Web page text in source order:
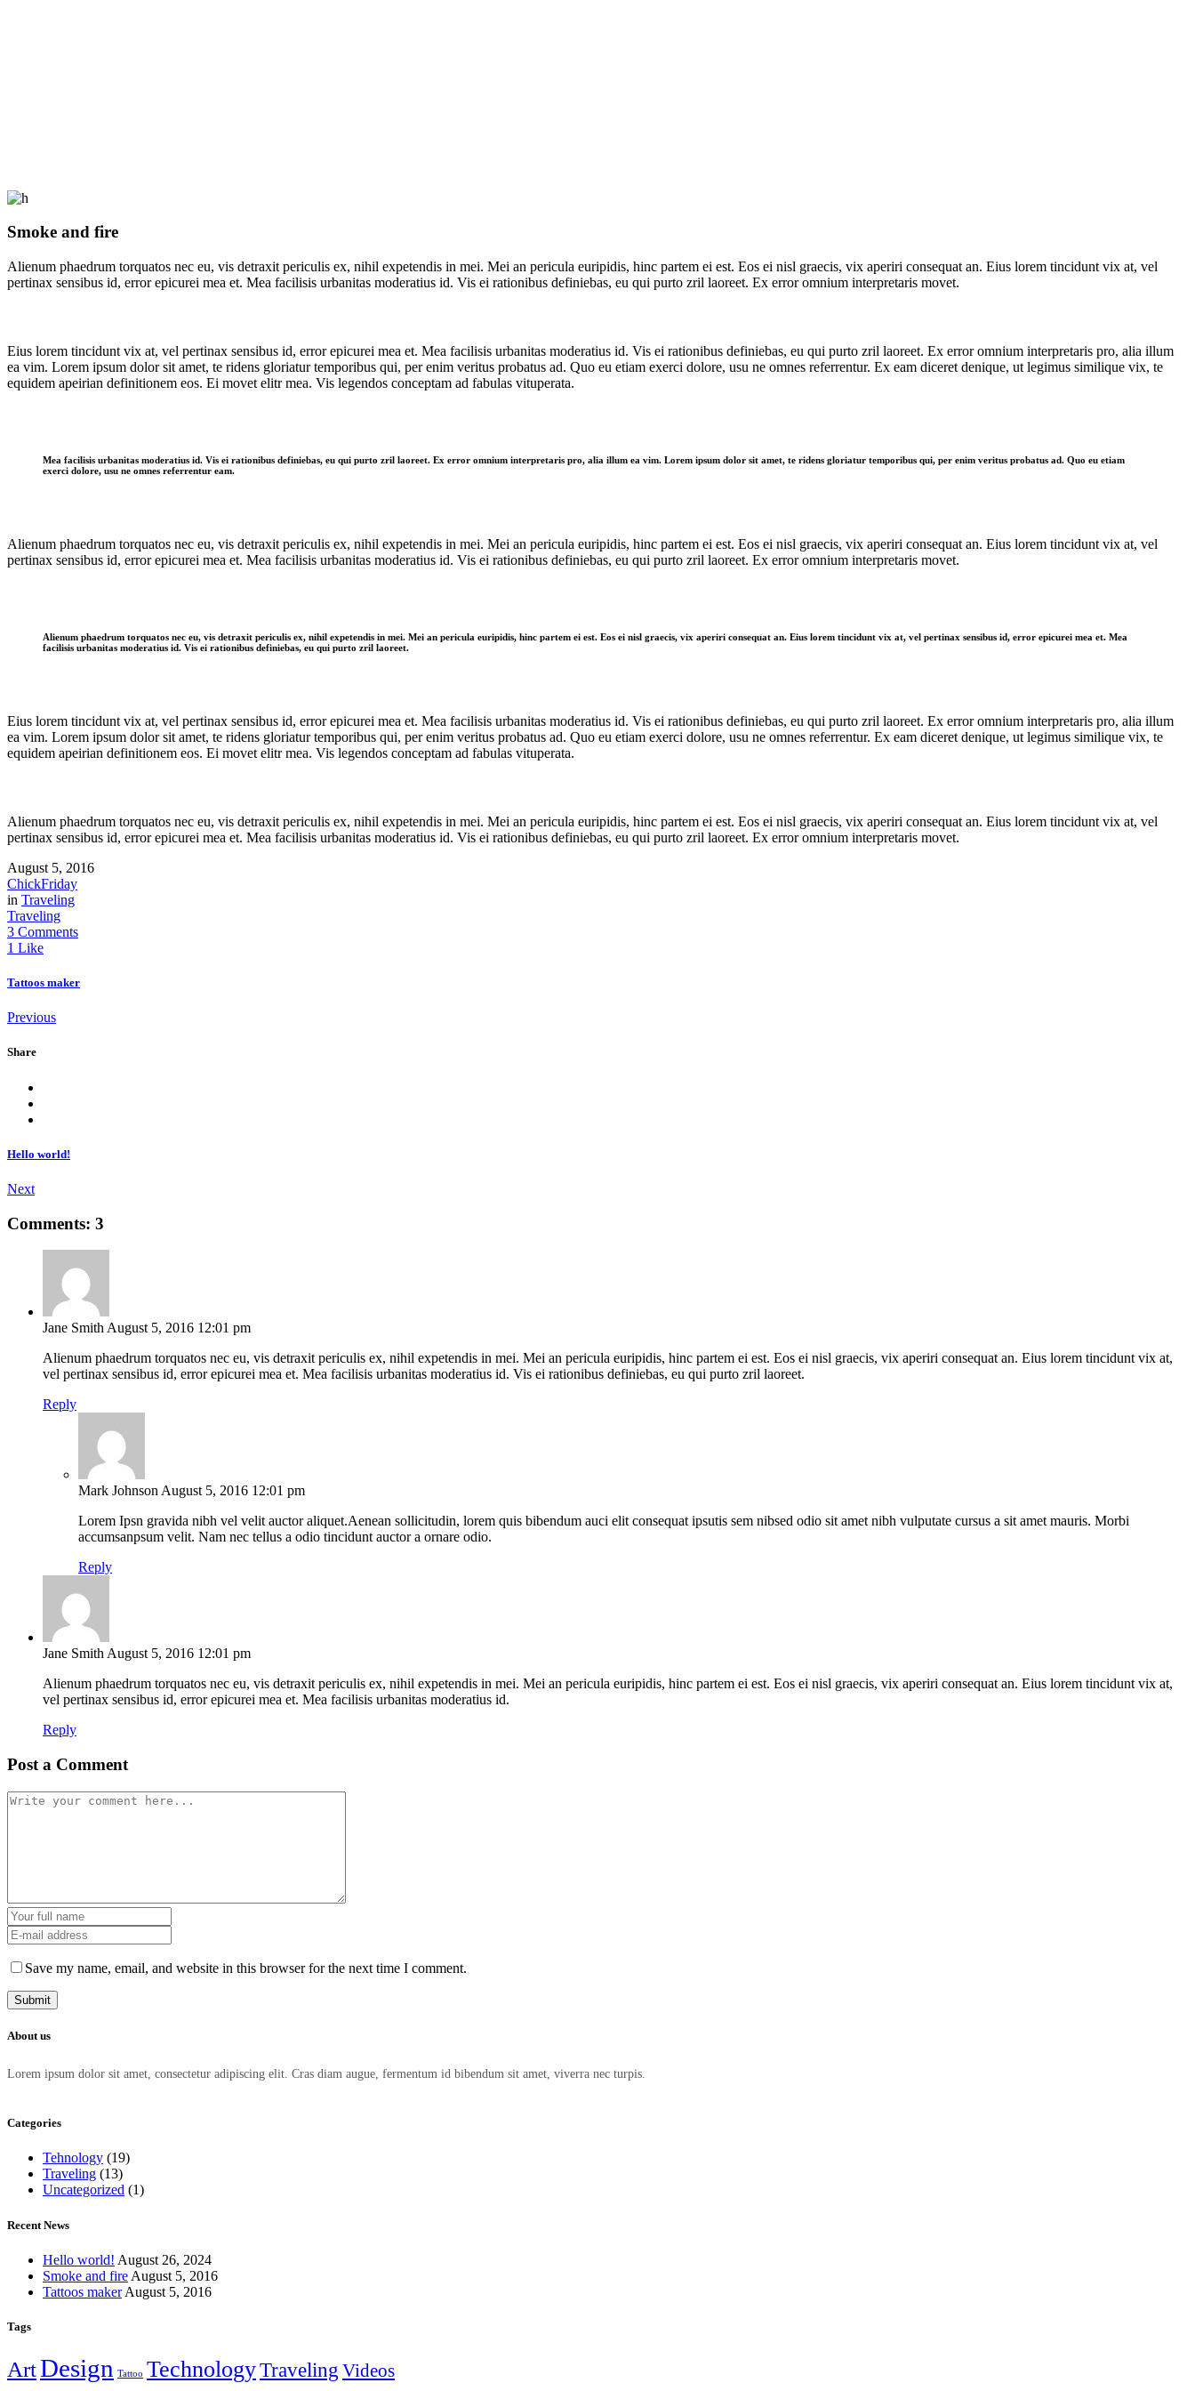
Smoke and fire
Alienum phaedrum torquatos nec eu, vis detraxit periculis ex, nihil expetendis in mei. Mei an pericula euripidis, hinc partem ei est. Eos ei nisl graecis, vix aperiri consequat an. Eius lorem tincidunt vix at, vel
pertinax sensibus id, error epicurei mea et. Mea facilisis urbanitas moderatius id. Vis ei rationibus definiebas, eu qui purto zril laoreet. Ex error omnium interpretaris movet.
Eius lorem tincidunt vix at, vel pertinax sensibus id, error epicurei mea et. Mea facilisis urbanitas moderatius id. Vis ei rationibus definiebas, eu qui purto zril laoreet. Ex error omnium interpretaris pro, alia illum
ea vim. Lorem ipsum dolor sit amet, te ridens gloriatur temporibus qui, per enim veritus probatus ad. Quo eu etiam exerci dolore, usu ne omnes referrentur. Ex eam diceret denique, ut legimus similique vix, te
equidem apeirian definitionem eos. Ei movet elitr mea. Vis legendos conceptam ad fabulas vituperata.
Mea facilisis urbanitas moderatius id. Vis ei rationibus definiebas, eu qui purto zril laoreet. Ex error omnium interpretaris pro, alia illum ea vim. Lorem ipsum dolor sit amet, te ridens gloriatur temporibus qui, per enim veritus probatus ad. Quo eu etiam
exerci dolore, usu ne omnes referrentur eam.
Alienum phaedrum torquatos nec eu, vis detraxit periculis ex, nihil expetendis in mei. Mei an pericula euripidis, hinc partem ei est. Eos ei nisl graecis, vix aperiri consequat an. Eius lorem tincidunt vix at, vel
pertinax sensibus id, error epicurei mea et. Mea facilisis urbanitas moderatius id. Vis ei rationibus definiebas, eu qui purto zril laoreet. Ex error omnium interpretaris movet.
Alienum phaedrum torquatos nec eu, vis detraxit periculis ex, nihil expetendis in mei. Mei an pericula euripidis, hinc partem ei est. Eos ei nisl graecis, vix aperiri consequat an. Eius lorem tincidunt vix at, vel pertinax sensibus id, error epicurei mea et. Mea
facilisis urbanitas moderatius id. Vis ei rationibus definiebas, eu qui purto zril laoreet.
Eius lorem tincidunt vix at, vel pertinax sensibus id, error epicurei mea et. Mea facilisis urbanitas moderatius id. Vis ei rationibus definiebas, eu qui purto zril laoreet. Ex error omnium interpretaris pro, alia illum
ea vim. Lorem ipsum dolor sit amet, te ridens gloriatur temporibus qui, per enim veritus probatus ad. Quo eu etiam exerci dolore, usu ne omnes referrentur. Ex eam diceret denique, ut legimus similique vix, te
equidem apeirian definitionem eos. Ei movet elitr mea. Vis legendos conceptam ad fabulas vituperata.
Alienum phaedrum torquatos nec eu, vis detraxit periculis ex, nihil expetendis in mei. Mei an pericula euripidis, hinc partem ei est. Eos ei nisl graecis, vix aperiri consequat an. Eius lorem tincidunt vix at, vel
pertinax sensibus id, error epicurei mea et. Mea facilisis urbanitas moderatius id. Vis ei rationibus definiebas, eu qui purto zril laoreet. Ex error omnium interpretaris movet.
August 5, 2016
ChickFriday
in Traveling
Traveling
3 Comments
1 Like
Tattoos maker
Previous
Share
Hello world!
Next
Comments: 3
Jane Smith August 5, 2016 12:01 pm
Alienum phaedrum torquatos nec eu, vis detraxit periculis ex, nihil expetendis in mei. Mei an pericula euripidis, hinc partem ei est. Eos ei nisl graecis, vix aperiri consequat an. Eius lorem tincidunt vix at,
vel pertinax sensibus id, error epicurei mea et. Mea facilisis urbanitas moderatius id. Vis ei rationibus definiebas, eu qui purto zril laoreet.
Reply
Mark Johnson August 5, 2016 12:01 pm
Lorem Ipsn gravida nibh vel velit auctor aliquet.Aenean sollicitudin, lorem quis bibendum auci elit consequat ipsutis sem nibsed odio sit amet nibh vulputate cursus a sit amet mauris. Morbi
accumsanpsum velit. Nam nec tellus a odio tincidunt auctor a ornare odio.
Reply
Jane Smith August 5, 2016 12:01 pm
Alienum phaedrum torquatos nec eu, vis detraxit periculis ex, nihil expetendis in mei. Mei an pericula euripidis, hinc partem ei est. Eos ei nisl graecis, vix aperiri consequat an. Eius lorem tincidunt vix at,
vel pertinax sensibus id, error epicurei mea et. Mea facilisis urbanitas moderatius id.
Reply
Post a Comment
Save my name, email, and website in this browser for the next time I comment.
About us
Lorem ipsum dolor sit amet, consectetur adipiscing elit. Cras diam augue, fermentum id bibendum sit amet, viverra nec turpis.
Categories
Tehnology (19)
Traveling (13)
Uncategorized (1)
Recent News
Hello world! August 26, 2024
Smoke and fire August 5, 2016
Tattoos maker August 5, 2016
Tags
ArtDesign Tattoo TechnologyTraveling Videos